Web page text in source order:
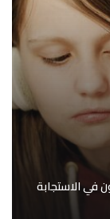
في الاستجابة